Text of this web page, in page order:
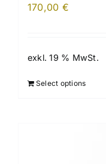
170,00 €
exkl. 19 % MwSt.
Select options